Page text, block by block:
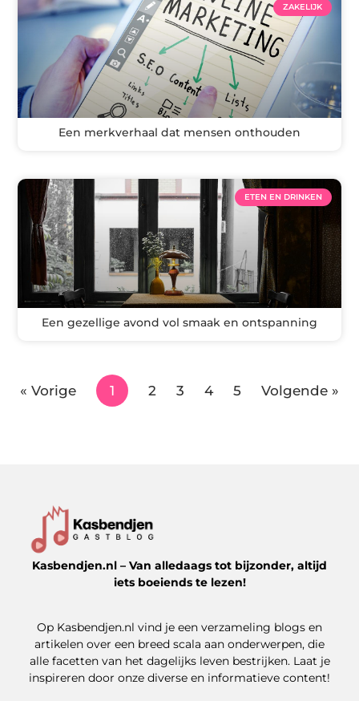
ZAKELIJK
Een merkverhaal dat mensen onthouden
ETEN EN DRINKEN
Een gezellige avond vol smaak en ontspanning
« Vorige 1 2 3 4 5 Volgende »
Kasbendjen.nl – Van alledaags tot bijzonder, altijd
iets boeiends te lezen!
Op Kasbendjen.nl vind je een verzameling blogs en
artikelen over een breed scala aan onderwerpen, die
alle facetten van het dagelijks leven bestrijken. Laat je
inspireren door onze diverse en informatieve content!